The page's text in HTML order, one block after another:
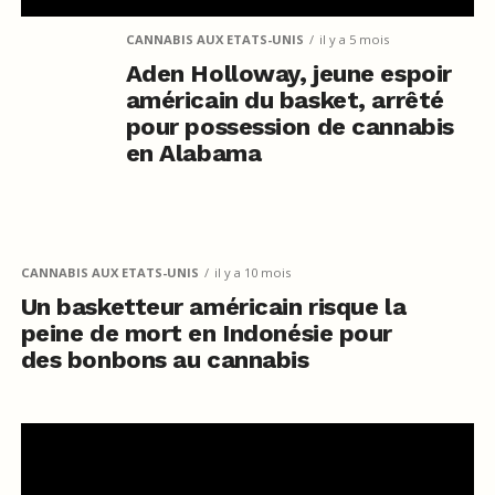
CANNABIS AUX ETATS-UNIS il y a 5 mois
Aden Holloway, jeune espoir
américain du basket, arrêté
pour possession de cannabis
en Alabama
CANNABIS AUX ETATS-UNIS il y a 10 mois
Un basketteur américain risque la
peine de mort en Indonésie pour
des bonbons au cannabis